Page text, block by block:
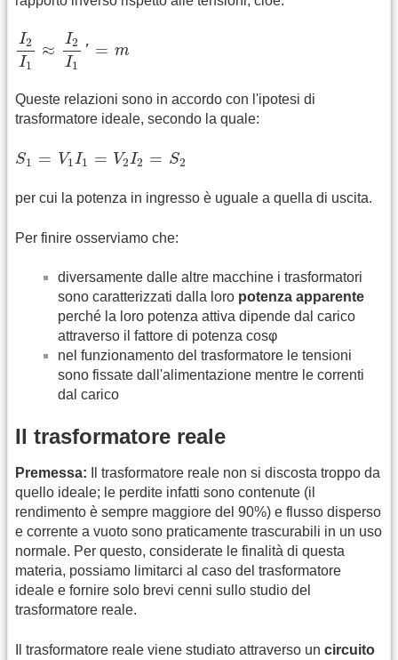
I2
I1
≈
I2
I1
' = m
2 I1
Queste relazioni sono in accordo con l'ipotesi di
trasformatore ideale, secondo la quale:
S1 = V1I1 = V2I2 = S2
S 1I 1= I2 =S
per cui la potenza in ingresso è uguale a quella di uscita.
Per finire osserviamo che:
diversamente dalle altre macchine i trasformatori
sono caratterizzati dalla loro potenza apparente
perché la loro potenza attiva dipende dal carico
attraverso il fattore di potenza cosφ
nel funzionamento del trasformatore le tensioni
sono fissate dall'alimentazione mentre le correnti
dal carico
Il trasformatore reale
Premessa: Il trasformatore reale non si discosta troppo da
quello ideale; le perdite infatti sono contenute (il
rendimento è sempre maggiore del 90%) e flusso disperso
e corrente a vuoto sono praticamente trascurabili in un uso
normale. Per questo, considerate le finalità di questa
materia, possiamo limitarci al caso del trasformatore
ideale e fornire solo brevi cenni sullo studio del
trasformatore reale.
Il trasformatore reale viene studiato attraverso un circuito